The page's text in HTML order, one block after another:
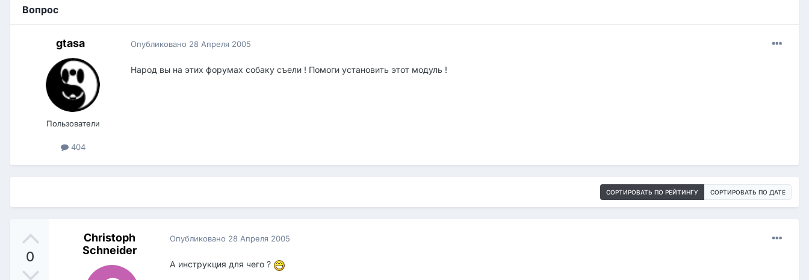
Вопрос
gtasa
Пользователи
404
Опубликовано 28 Апреля 2005
Народ вы на этих форумах собаку съели ! Помоги установить этот модуль !
СОРТИРОВАТЬ ПО РЕЙТИНГУ СОРТИРОВАТЬ ПО ДАТЕ
0
Christoph
Schneider
Опубликовано 28 Апреля 2005
А инструкция для чего ?